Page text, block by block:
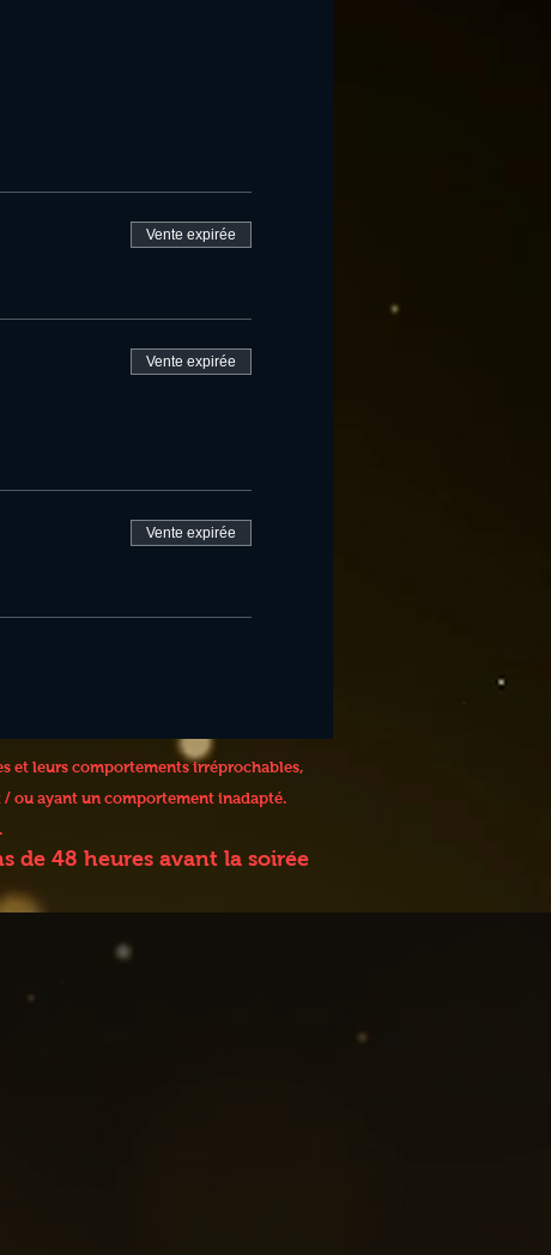
Vente expirée
Vente expirée
Vente expirée
et leurs comportements irréprochables,
/ ou ayant un comportement inadapté.
de 48 heures avant la soirée